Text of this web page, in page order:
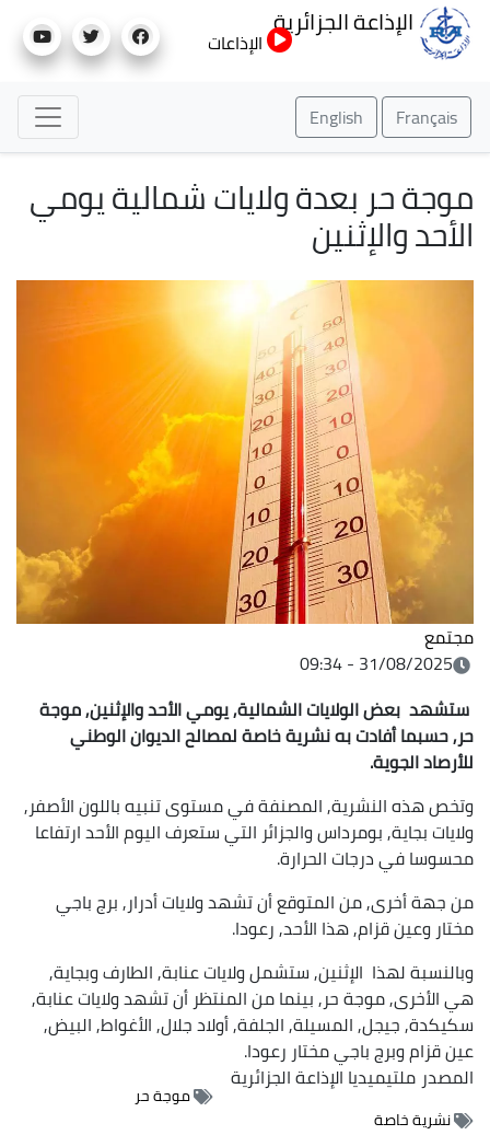
إلى
الإذاعة الجزائرية
الإذاعات
Français
English
موجة حر بعدة ولايات شمالية يومي
الأحد والإثنين
مجتمع
31/08/2025 - 09:34
ستشهد بعض الولايات الشمالية, يومي الأحد والإثنين, موجة
حر, حسبما أفادت به نشرية خاصة لمصالح الديوان الوطني
للأرصاد الجوية.
وتخص هذه النشرية, المصنفة في مستوى تنبيه باللون الأصفر,
ولايات بجاية, بومرداس والجزائر التي ستعرف اليوم الأحد ارتفاعا
محسوسا في درجات الحرارة.
من جهة أخرى, من المتوقع أن تشهد ولايات أدرار, برج باجي
مختار وعين قزام, هذا الأحد, رعودا.
وبالنسبة لهذا الإثنين, ستشمل ولايات عنابة, الطارف وبجاية,
هي الأخرى, موجة حر, بينما من المنتظر أن تشهد ولايات عنابة,
سكيكدة, جيجل, المسيلة, الجلفة, أولاد جلال, الأغواط, البيض,
عين قزام وبرج باجي مختار رعودا.
المصدرملتيميديا الإذاعة الجزائرية
موجة حر
نشرية خاصة